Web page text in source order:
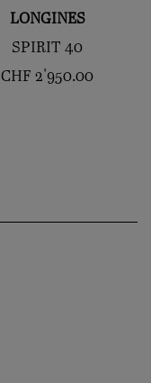
LONGINES
SPIRIT 40
CHF 2'950.00